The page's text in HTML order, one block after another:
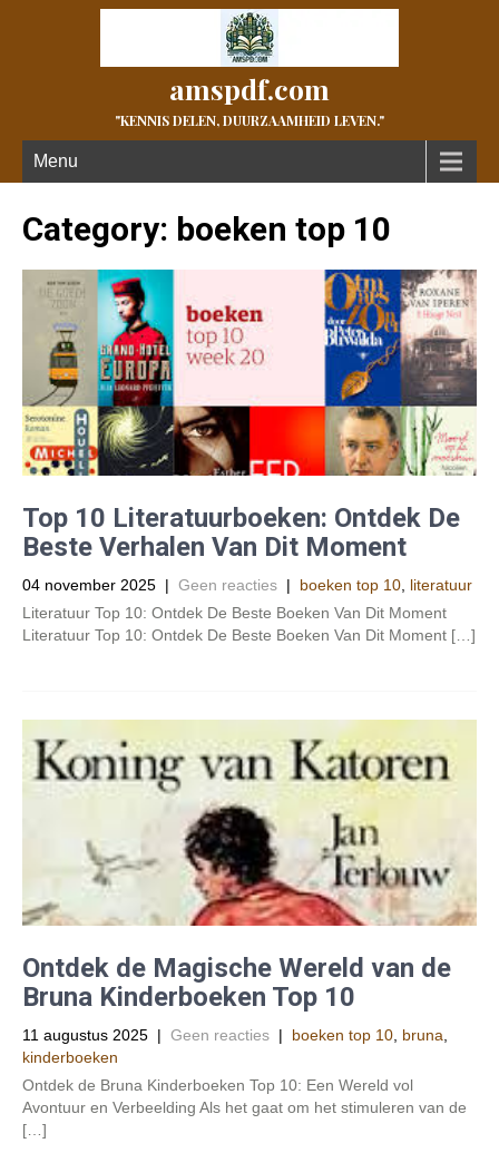
amspdf.com
"KENNIS DELEN, DUURZAAMHEID LEVEN."
Menu
Category: boeken top 10
Top 10 Literatuurboeken: Ontdek De
Beste Verhalen Van Dit Moment
04 november 2025 | Geen reacties | boeken top 10 literatuur
Literatuur Top 10: Ontdek De Beste Boeken Van Dit Moment
Literatuur Top 10: Ontdek De Beste Boeken Van Dit Moment […]
Ontdek de Magische Wereld van de
Bruna Kinderboeken Top 10
11 augustus 2025 | Geen reacties | boeken top 10 bruna
kinderboeken
Ontdek de Bruna Kinderboeken Top 10: Een Wereld vol
Avontuur en Verbeelding Als het gaat om het stimuleren van de
[…]